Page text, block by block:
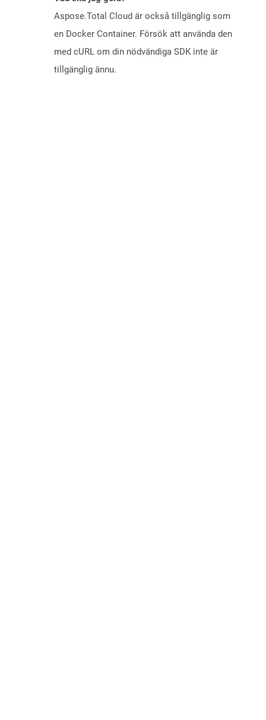
Aspose.Total Cloud är också tillgänglig som
en Docker Container. Försök att använda den
med cURL om din nödvändiga SDK inte är
tillgänglig ännu.